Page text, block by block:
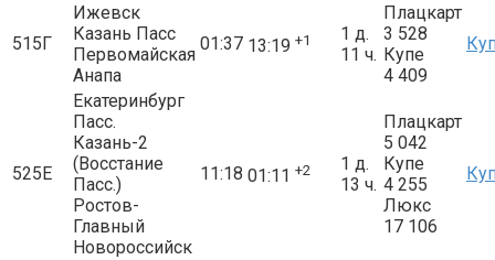
515Г
Ижевск
Казань Пасс
Первомайская
Анапа
01:37 13:19 +1
1 д.
11 ч.
Плацкарт
3 528
Купе
4 409
525Е
Екатеринбург
Пасс.
Казань-2
(Восстание
Пасс.)
Ростов-
Главный
Новороссийск
11:18 01:11 +2
1 д.
13 ч.
Плацкарт
5 042
Купе
4 255
Люкс
17 106